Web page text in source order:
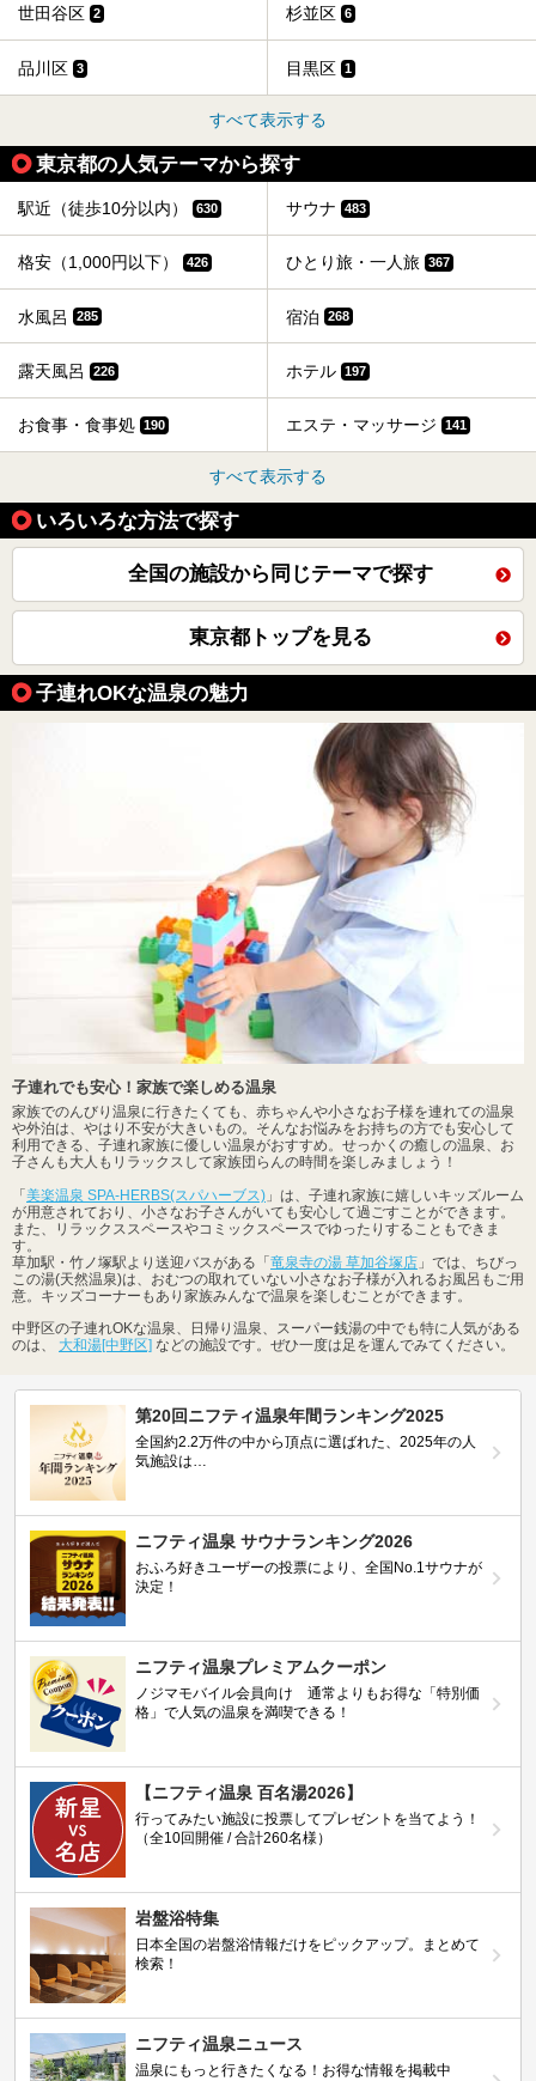
世田谷区 2 杉並区 6
品川区 3 目黒区 1
すべて表示する
東京都の人気テーマから探す
駅近（徒歩10分以内） 630 サウナ 483
格安（1,000円以下） 426 ひとり旅・一人旅 367
水風呂 285 宿泊 268
露天風呂 226 ホテル 197
お食事・食事処 190 エステ・マッサージ 141
すべて表示する
いろいろな方法で探す
全国の施設から同じテーマで探す
東京都トップを見る
子連れOKな温泉の魅力
子連れでも安心！家族で楽しめる温泉
家族でのんびり温泉に行きたくても、赤ちゃんや小さなお子様を連れての温泉
や外泊は、やはり不安が大きいもの。そんなお悩みをお持ちの方でも安心して
利用できる、子連れ家族に優しい温泉がおすすめ。せっかくの癒しの温泉、お
子さんも大人もリラックスして家族団らんの時間を楽しみましょう！
「 美楽温泉 SPA-HERBS(スパハーブス) 」は、子連れ家族に嬉しいキッズルーム
が用意されており、小さなお子さんがいても安心して過ごすことができます。
また、リラックススペースやコミックスペースでゆったりすることもできま
す。
草加駅・竹ノ塚駅より送迎バスがある「 竜泉寺の湯 草加谷塚店 」では、ちびっ
この湯(天然温泉)は、おむつの取れていない小さなお子様が入れるお風呂もご用
意。キッズコーナーもあり家族みんなで温泉を楽しむことができます。
中野区の子連れOKな温泉、日帰り温泉、スーパー銭湯の中でも特に人気がある
のは、 大和湯[中野区] などの施設です。ぜひ一度は足を運んでみてください。
第20回ニフティ温泉年間ランキング2025
全国約2.2万件の中から頂点に選ばれた、2025年の人
気施設は…
ニフティ温泉 サウナランキング2026
おふろ好きユーザーの投票により、全国No.1サウナが
決定！
ニフティ温泉プレミアムクーポン
ノジマモバイル会員向け 通常よりもお得な「特別価
格」で人気の温泉を満喫できる！
【ニフティ温泉 百名湯2026】
行ってみたい施設に投票してプレゼントを当てよう！
（全10回開催 / 合計260名様）
岩盤浴特集
日本全国の岩盤浴情報だけをピックアップ。まとめて
検索！
ニフティ温泉ニュース
温泉にもっと行きたくなる！お得な情報を掲載中